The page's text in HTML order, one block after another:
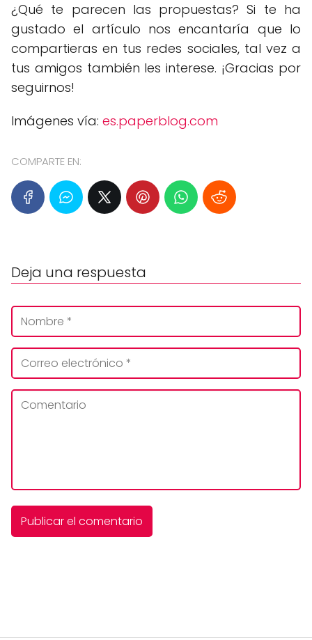
¿Qué te parecen las propuestas? Si te ha
gustado el artículo nos encantaría que lo
compartieras en tus redes sociales, tal vez a
tus amigos también les interese. ¡Gracias por
seguirnos!
Imágenes vía: es.paperblog.com
COMPARTE EN:
Deja una respuesta